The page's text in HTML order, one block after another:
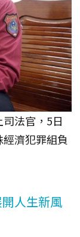
法官，5日
濟犯罪組負
人生新風